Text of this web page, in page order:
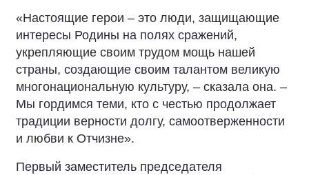
«Настоящие герои – это люди, защищающие
интересы Родины на полях сражений,
укрепляющие своим трудом мощь нашей
страны, создающие своим талантом великую
многонациональную культуру, – сказала она. –
Мы гордимся теми, кто с честью продолжает
традиции верности долгу, самоотверженности
и любви к Отчизне».
Первый заместитель председателя